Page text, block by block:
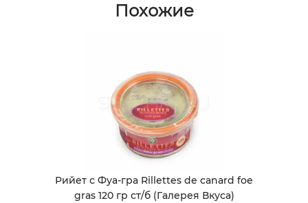
Похожие
Рийет с Фуа-гра Rillettes de canard foe
gras 120 гр ст/б (Галерея Вкуса)